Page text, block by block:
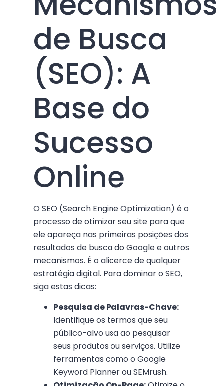
de Busca
(SEO): A
Base do
Sucesso
Online
O SEO (Search Engine Optimization) é o
processo de otimizar seu site para que
ele apareça nas primeiras posições dos
resultados de busca do Google e outros
mecanismos. É o alicerce de qualquer
estratégia digital. Para dominar o SEO,
siga estas dicas:
Pesquisa de Palavras-Chave:
Identifique os termos que seu
público-alvo usa ao pesquisar
seus produtos ou serviços. Utilize
ferramentas como o Google
Keyword Planner ou SEMrush.